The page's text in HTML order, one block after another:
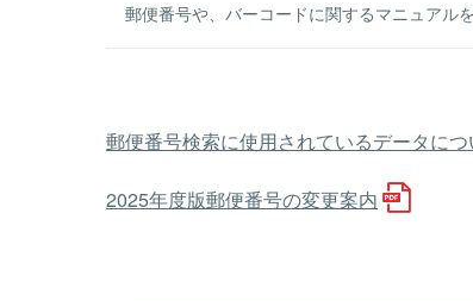
郵便番号や、バーコードに関するマニュアル
郵便番号検索に使用されているデータにつ
2025年度版郵便番号の変更案内